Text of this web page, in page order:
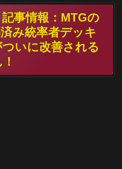
記事情報：MTGの
み統率者デッキ
いに改善される